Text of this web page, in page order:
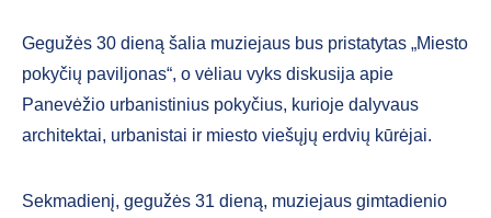
Gegužės 30 dieną šalia muziejaus bus pristatytas „Miesto
pokyčių paviljonas“, o vėliau vyks diskusija apie
Panevėžio urbanistinius pokyčius, kurioje dalyvaus
architektai, urbanistai ir miesto viešųjų erdvių kūrėjai.
Sekmadienį, gegužės 31 dieną, muziejaus gimtadienio